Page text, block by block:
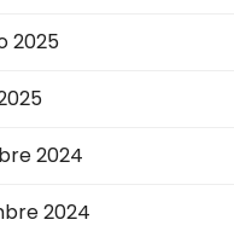
2025
2024
2024